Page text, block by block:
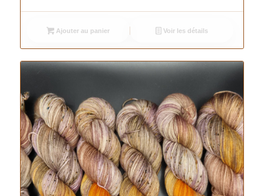
Ajouter au panier Voir les détails